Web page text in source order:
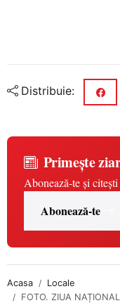
Distribuie:
Primește
Abonează-te și
Abonează-te
Acasa
Locale
FOTO. ZIUA